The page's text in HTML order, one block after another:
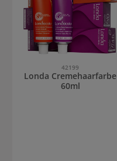
42199
Londa Cremehaarfarbe
60ml